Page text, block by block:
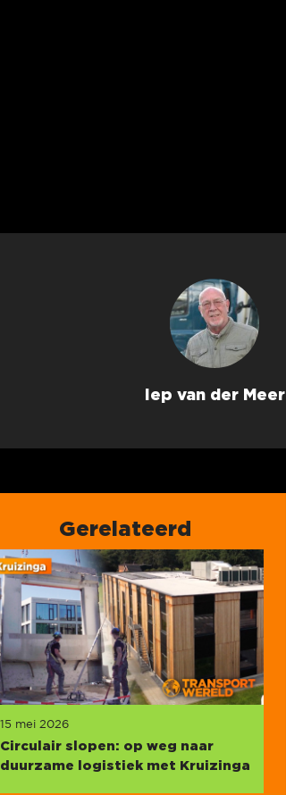
Iep van der Meer
Gerelateerd
15 mei 2026
Circulair slopen: op weg naar
duurzame logistiek met Kruizinga